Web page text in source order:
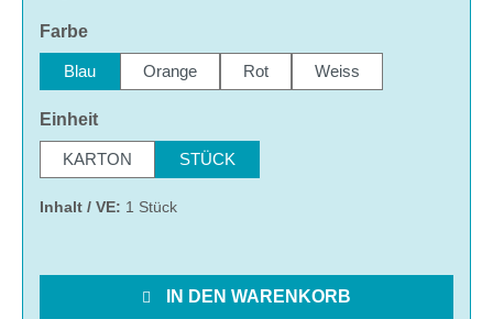
Farbeauswählen
Blau Orange Rot Weiss
Einheitauswählen
KARTON STÜCK
Inhalt / VE: 1 Stück
IN DEN WARENKORB